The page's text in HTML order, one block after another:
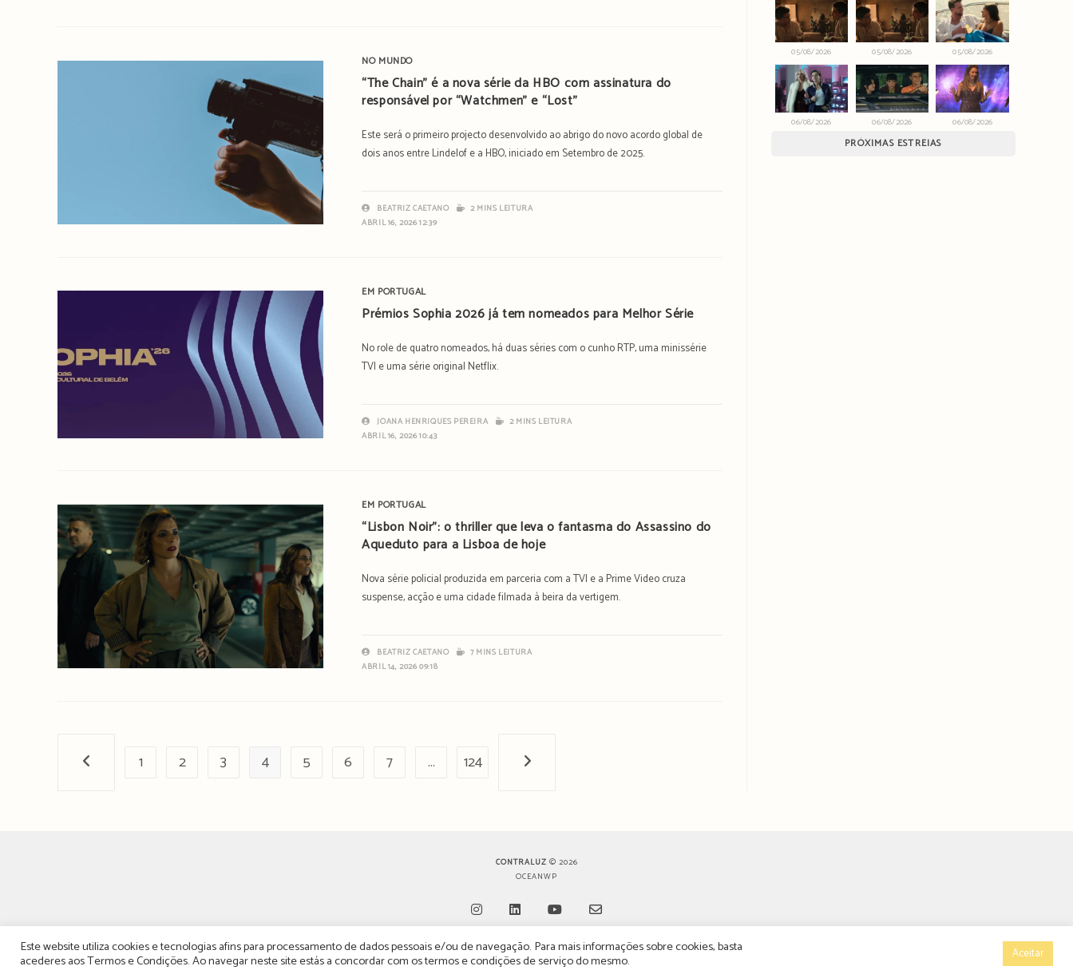
NO MUNDO
“The Chain” é a nova série da HBO com assinatura do
responsável por “Watchmen” e “Lost”
Este será o primeiro projecto desenvolvido ao abrigo do novo acordo global de
dois anos entre Lindelof e a HBO, iniciado em Setembro de 2025.
BEATRIZ CAETANO
2 MINS LEITURA
ABRIL 16, 2026 12:39
EM PORTUGAL
Prémios Sophia 2026 já tem nomeados para Melhor Série
No role de quatro nomeados, há duas séries com o cunho RTP, uma minissérie
TVI e uma série original Netflix.
JOANA HENRIQUES PEREIRA
2 MINS LEITURA
ABRIL 16, 2026 10:43
EM PORTUGAL
“Lisbon Noir”: o thriller que leva o fantasma do Assassino do
Aqueduto para a Lisboa de hoje
Nova série policial produzida em parceria com a TVI e a Prime Video cruza
suspense, acção e uma cidade filmada à beira da vertigem.
BEATRIZ CAETANO
7 MINS LEITURA
ABRIL 14, 2026 09:18
Página anterior
1 2 3 4 5 6 7 … 124 Próxima página
05/08/2026 05/08/2026 05/08/2026
06/08/2026 06/08/2026 06/08/2026
PRÓXIMAS ESTREIAS
CONTRALUZ © 2026
OCEANWP
Opens Opens Opens Opens
Este website utiliza cookies e tecnologias afins para processamento de dados pessoais e/ou de navegação. Para mais informações sobre cookies, basta
acederes aosTermos e Condições. Ao navegar neste site estás a concordar com os termos e condições de serviço do mesmo. Aceitar